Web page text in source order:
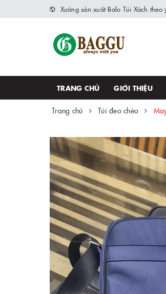
Xưởng sản xuất Balo Túi Xách theo
TRANG CHỦ GIỚI THIỆU
Trang chủ Túi đeo chéo